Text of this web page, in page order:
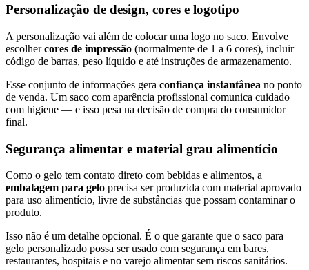
Personalização de design, cores e logotipo
A personalização vai além de colocar uma logo no saco. Envolve
escolhercores de impressão (normalmente de 1 a 6 cores), incluir
código de barras, peso líquido e até instruções de armazenamento.
Esse conjunto de informações gera confiança instantânea no ponto
de venda. Um saco com aparência profissional comunica cuidado
com higiene — e isso pesa na decisão de compra do consumidor
final.
Segurança alimentar e material grau alimentício
Como o gelo tem contato direto com bebidas e alimentos, a
embalagem para gelo precisa ser produzida com material aprovado
para uso alimentício, livre de substâncias que possam contaminar o
produto.
Isso não é um detalhe opcional. É o que garante que o saco para
gelo personalizado possa ser usado com segurança em bares,
restaurantes, hospitais e no varejo alimentar sem riscos sanitários.